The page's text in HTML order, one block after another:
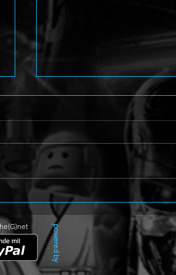
Arcade Shoot'em Up
Caladrius 2/Dark Element
enthüllt
powered by